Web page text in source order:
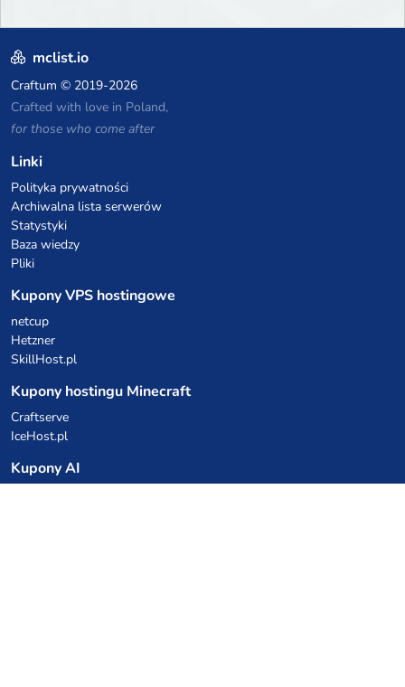
mclist.io
Craftum © 2019-2026
Crafted with love in Poland,
for those who come after
Linki
Polityka prywatności
Archiwalna lista serwerów
Statystyki
Baza wiedzy
Pliki
Kupony VPS hostingowe
netcup
Hetzner
SkillHost.pl
Kupony hostingu Minecraft
Craftserve
IceHost.pl
Kupony AI